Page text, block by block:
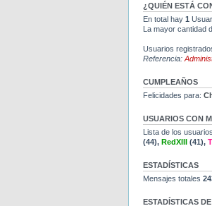
¿QUIÉN ESTÁ
En total hay 1
La mayor cantidad
Usuarios
Referencia:
CUMPLEAÑOS
Felicidades para:
USUARIOS CON
Lista de los
(44), RedXIII (41),
ESTADÍSTICAS
Mensajes totales
ESTADÍSTICAS